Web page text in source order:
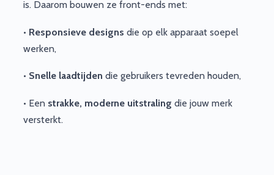
is. Daarom bouwen ze front-ends met:
• Responsieve designs die op elk apparaat soepel
werken,
• Snelle laadtijden die gebruikers tevreden houden,
• Een strakke, moderne uitstraling die jouw merk
versterkt.